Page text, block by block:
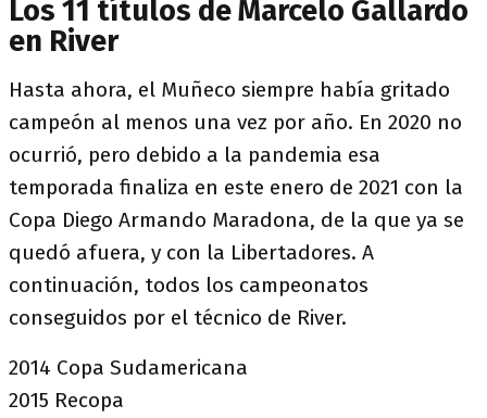
Los 11 títulos de Marcelo Gallardo
en River
Hasta ahora, el Muñeco siempre había gritado
campeón al menos una vez por año. En 2020 no
ocurrió, pero debido a la pandemia esa
temporada finaliza en este enero de 2021 con la
Copa Diego Armando Maradona, de la que ya se
quedó afuera, y con la Libertadores. A
continuación, todos los campeonatos
conseguidos por el técnico de River.
2014 Copa Sudamericana
2015 Recopa